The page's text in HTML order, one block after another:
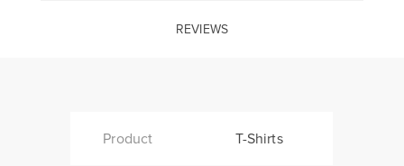
REVIEWS
Product T-Shirts